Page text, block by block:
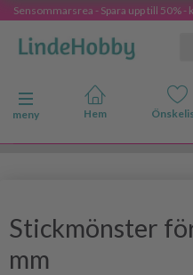
Sensommarsrea - Spara upp till 50% -
Ändra navigering
meny
Stickmönster
mm